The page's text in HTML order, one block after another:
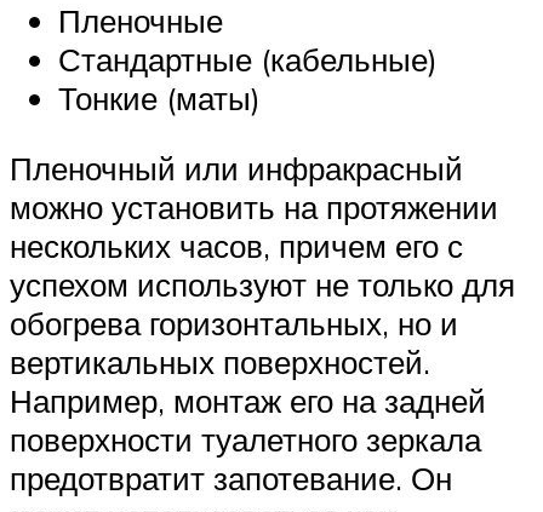
Пленочные
Стандартные (кабельные)
Тонкие (маты)
Пленочный или инфракрасный
можно установить на протяжении
нескольких часов, причем его с
успехом используют не только для
обогрева горизонтальных, но и
вертикальных поверхностей.
Например, монтаж его на задней
поверхности туалетного зеркала
предотвратит запотевание. Он